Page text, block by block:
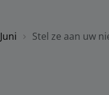
Juni Stel ze aan uw